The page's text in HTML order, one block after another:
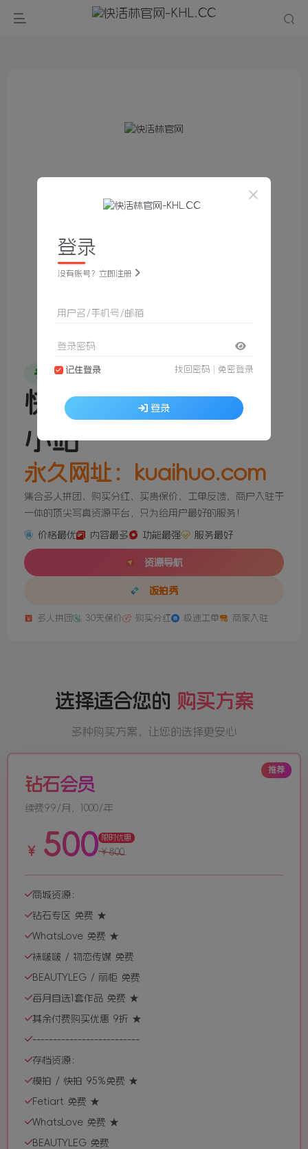
专为摄影而生
快活林，一个快活的
小站
永久网址：kuaihuo.com
集合多人拼团、购买分红、买贵保价、工单反馈、商户入驻于
一体的顶尖写真资源平台，只为给用户最好的服务！
价格最优 内容最多 功能最强 服务最好
资源导航
饭拍秀
多人拼团 30天保价 购买分红 极速工单 商家入驻
选择适合您的 购买方案
多种购买方案，让您的选择更安心
推荐
钻石会员
续费99/月，1000/年
￥ 500 限时优惠
￥800
商城资源：
钻石专区 免费 ★
WhatsLove 免费 ★
袜啵啵 / 物恋传媒 免费
BEAUTYLEG / 丽柜 免费
每月自选1套作品 免费 ★
其余付费购买优惠 9折 ★
--------------------------
存档资源：
模拍 / 快拍 95%免费 ★
Fetiart 免费 ★
WhatsLove 免费 ★
BEAUTYLEG 免费
登录
没有账号？立即注册
用户名/手机号/邮箱
登录密码
记住登录 找回密码 免密登录
登录